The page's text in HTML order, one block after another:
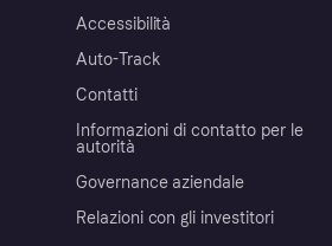
Accessibilità
Auto-Track
Contatti
Informazioni di contatto per le
autorità
Governance aziendale
Relazioni con gli investitori